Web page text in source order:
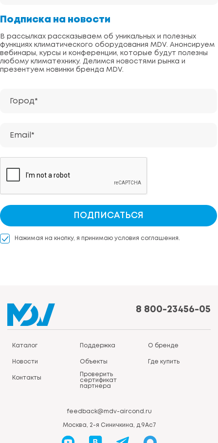
Подписка на новости
В рассылках рассказываем об уникальных и полезных
функциях климатического оборудования MDV. Анонсируем
вебинары, курсы и конференции, которые будут полезны
любому климатехнику. Делимся новостями рынка и
презентуем новинки бренда MDV.
Город*
Email*
ПОДПИСАТЬСЯ
Нажимая на кнопку, я принимаю условия соглашения.
8 800-23456-05
Каталог Поддержка О бренде
Новости Объекты Где купить
Контакты
Проверить
сертификат
партнера
feedback@mdv-aircond.ru
Москва, 2-я Синичкина, д.9Ас7